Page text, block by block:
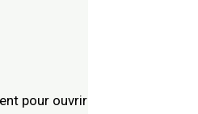
pour ouvrir